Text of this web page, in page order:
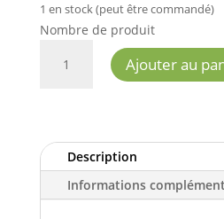
1 en stock (peut être commandé)
Nombre de produit
(LA
PAIRE)
Ajouter au
Description
Informations